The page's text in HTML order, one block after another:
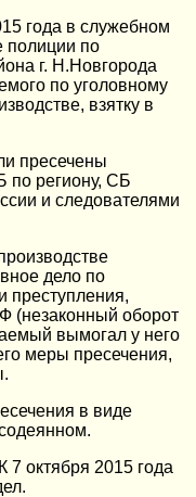
года в служебном
полиции по
г. Н.Новгорода
по уголовному
взятку в
пресечены
по региону, СБ
и следователями
дело по
(незаконный оборот
вымогал у него
меры пресечения,
в виде
октября 2015 года